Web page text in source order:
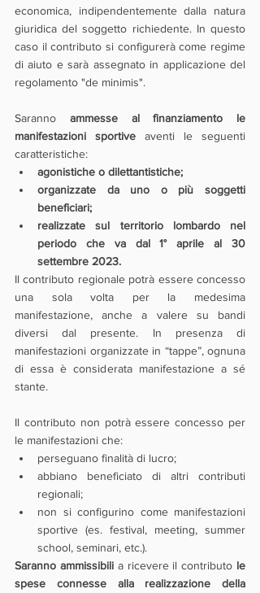
economica, indipendentemente dalla natura
giuridica del soggetto richiedente. In questo
caso il contributo si configurerà come regime
di aiuto e sarà assegnato in applicazione del
regolamento "de minimis".
Saranno ammesse al finanziamento le
manifestazioni sportive aventi le seguenti
caratteristiche:
agonistiche o dilettantistiche;
organizzate da uno o più soggetti
beneficiari;
realizzate sul territorio lombardo nel
periodo che va dal 1° aprile al 30
settembre 2023.
Il contributo regionale potrà essere concesso
una sola volta per la medesima
manifestazione, anche a valere su bandi
diversi dal presente. In presenza di
manifestazioni organizzate in “tappe”, ognuna
di essa è considerata manifestazione a sé
stante.
Il contributo non potrà essere concesso per
le manifestazioni che:
perseguano finalità di lucro;
abbiano beneficiato di altri contributi
regionali;
non si configurino come manifestazioni
sportive (es. festival, meeting, summer
school, seminari, etc.).
Saranno ammissibili a ricevere il contributo le
spese connesse alla realizzazione della